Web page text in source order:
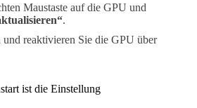
Maustaste auf die GPU und
.
reaktivieren Sie die GPU über
ist die Einstellung